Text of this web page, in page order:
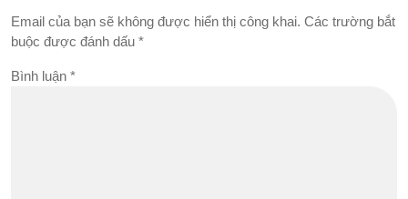
Email của bạn sẽ không được hiển thị công khai. Các trường bắt
buộc được đánh dấu *
Bình luận *